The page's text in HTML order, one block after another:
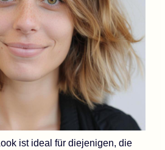
ist ideal für diejenigen, die